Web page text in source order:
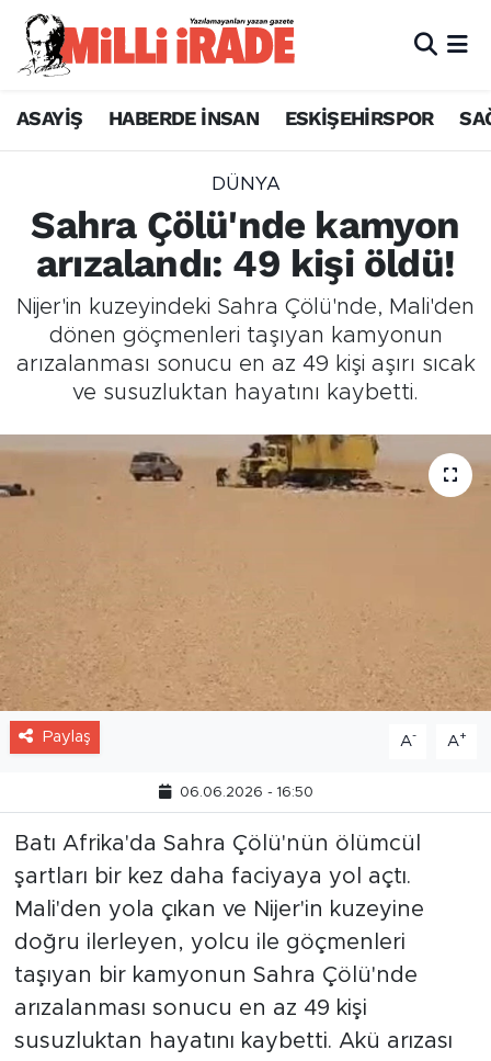
ASAYİŞ HABERDE İNSAN ESKİŞEHİRSPOR
DÜNYA
Sahra Çölü'nde kamyon
arızalandı: 49 kişi öldü!
Nijer'in kuzeyindeki Sahra Çölü'nde, Mali'den
dönen göçmenleri taşıyan kamyonun
arızalanması sonucu en az 49 kişi aşırı sıcak
ve susuzluktan hayatını kaybetti.
Paylaş A- A+
06.06.2026 - 16:50
Batı Afrika'da Sahra Çölü'nün ölümcül
şartları bir kez daha faciyaya yol açtı.
Mali'den yola çıkan ve Nijer'in kuzeyine
doğru ilerleyen, yolcu ile göçmenleri
taşıyan bir kamyonun Sahra Çölü'nde
arızalanması sonucu en az 49 kişi
susuzluktan hayatını kaybetti. Akü arızası